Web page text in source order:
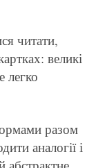
читати,
великі
легко
разом
аналогії і